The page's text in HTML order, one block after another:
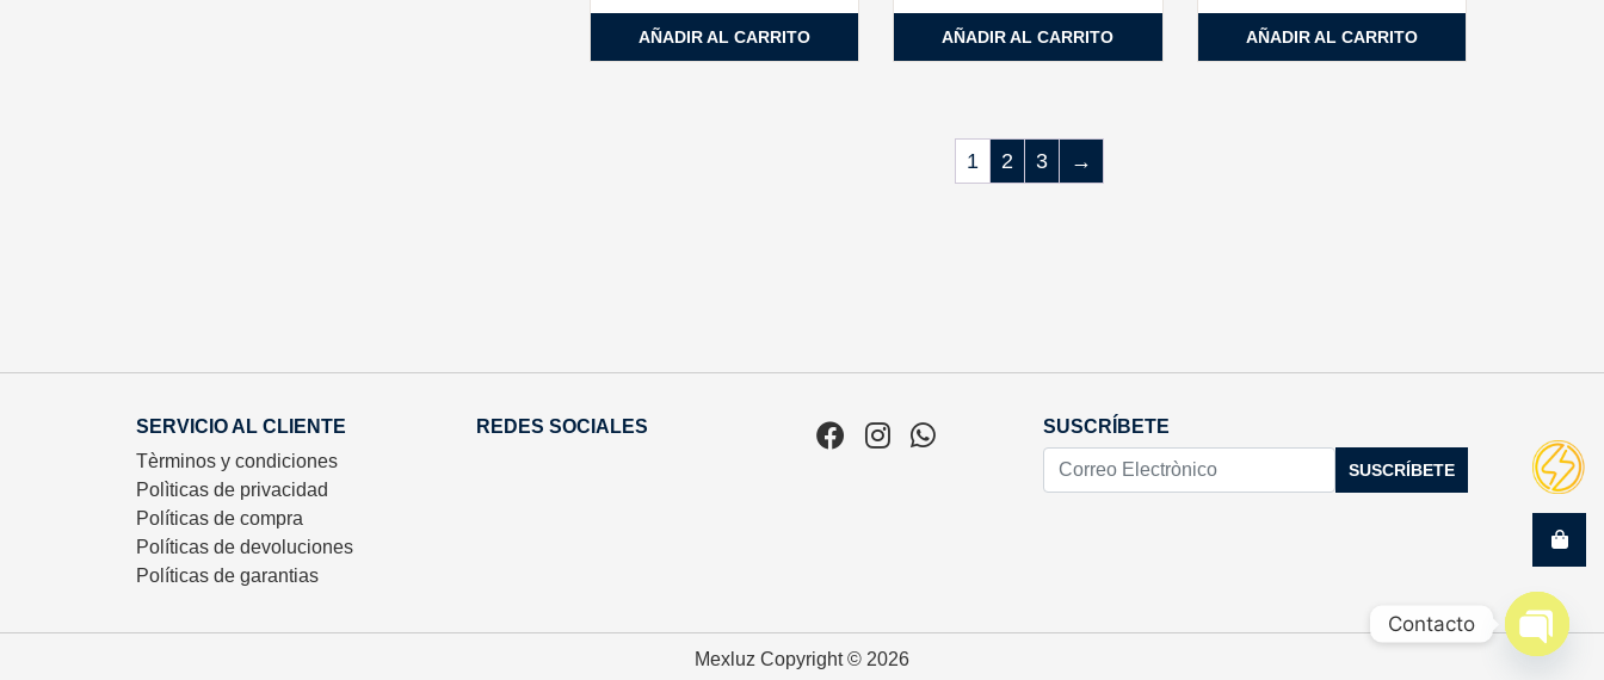
AÑADIR AL CARRITO AÑADIR AL CARRITO AÑADIR AL CARRITO
1 2 3 →
SERVICIO AL CLIENTE
Tèrminos y condiciones
Polìticas de privacidad
Políticas de compra
Políticas de devoluciones
Políticas de garantias
REDES SOCIALES SUSCRÍBETE
SUSCRÍBETE
Mexluz Copyright © 2026
Contacto